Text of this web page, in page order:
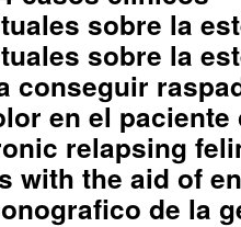
sobre la
sobre la
conseguir
en el
relapsing
with the aid of
de la